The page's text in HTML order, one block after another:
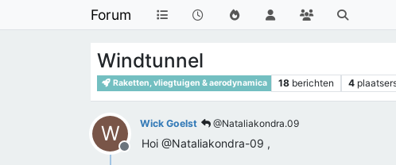
Forum
Windtunnel
Raketten, vliegtuigen & aerodynamica 18 berichten 4
W
Offline
Wick Goelst @Nataliakondra.09
Hoi @Nataliakondra-09 ,